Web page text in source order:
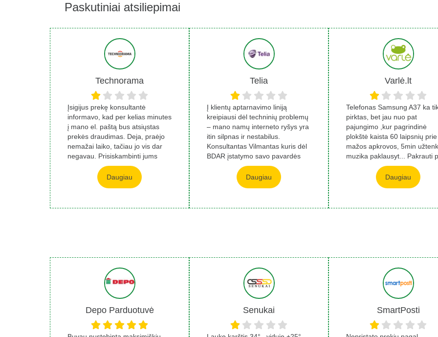
Paskutiniai atsiliepimai
Technorama
Įsigijus prekę konsultantė
informavo, kad per kelias minutes
į mano el. paštą bus atsiųstas
prekės draudimas. Deja, praėjo
nemažai laiko, tačiau jo vis dar
negavau. Prisiskambinti jums
Daugiau
Telia
Į klientų aptarnavimo liniją
kreipiausi dėl techninių problemų
– mano namų interneto ryšys yra
itin silpnas ir nestabilus.
Konsultantas Vilmantas kuris dėl
BDAR įstatymo savo pavardės
Daugiau
Varlė.lt
Telefonas Samsung A37 ka
pirktas, bet jau nuo pat
pajungimo ,kur pagrindinė
plokštė kaista 60 laipsnių prie
mažos apkrovos, 5min
muzika paklausyt... Pakrauti
vieną kartą neįm...
Daugiau
Depo Parduotuvė Senukai SmartPosti